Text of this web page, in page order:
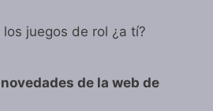
juegos de rol ¿a tí?
novedades de la web de